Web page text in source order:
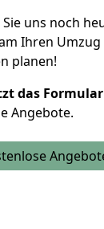
uns noch
Ihren Umzug
planen!
das
Angebote.